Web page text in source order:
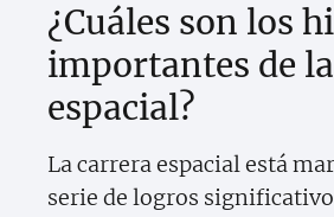
¿Cuáles son los
importantes de
espacial?
La carrera espacial está
serie de logros